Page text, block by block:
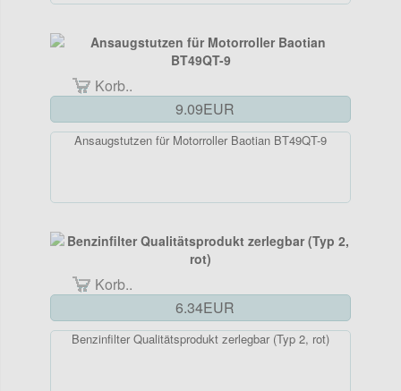
Korb..
9.09EUR
Ansaugstutzen für Motorroller Baotian BT49QT-9
Korb..
6.34EUR
Benzinfilter Qualitätsprodukt zerlegbar (Typ 2, rot)